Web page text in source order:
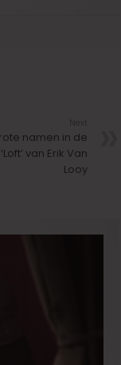
namen in de
van Erik Van
Looy